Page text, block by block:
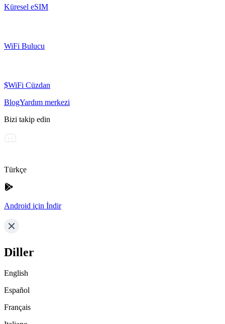
Küresel eSIM
WiFi Bulucu
$WiFi Cüzdan
BlogYardım merkezi
Bizi takip edin
Türkçe
Android için İndir
Diller
English
Español
Français